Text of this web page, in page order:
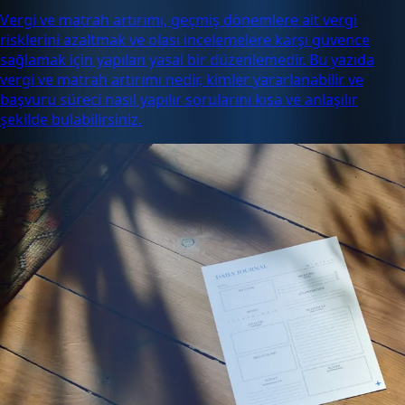
Vergi ve matrah artırımı, geçmiş dönemlere ait vergi
risklerini azaltmak ve olası incelemelere karşı güvence
sağlamak için yapılan yasal bir düzenlemedir. Bu yazıda
vergi ve matrah artırımı nedir, kimler yararlanabilir ve
başvuru süreci nasıl yapılır sorularını kısa ve anlaşılır
şekilde bulabilirsiniz.